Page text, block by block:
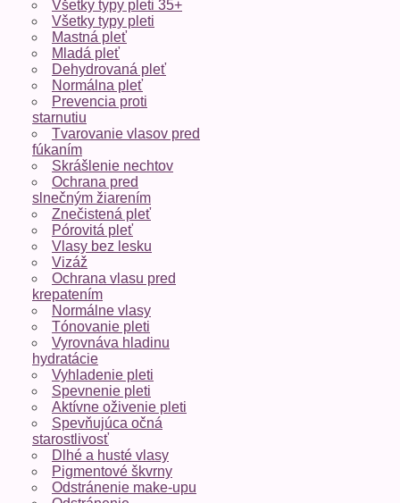
Všetky typy pleti 35+
Všetky typy pleti
Mastná pleť
Mladá pleť
Dehydrovaná pleť
Normálna pleť
Prevencia proti
starnutiu
Tvarovanie vlasov pred
fúkaním
Skrášlenie nechtov
Ochrana pred
slnečným žiarením
Znečistená pleť
Pórovitá pleť
Vlasy bez lesku
Vizáž
Ochrana vlasu pred
krepatením
Normálne vlasy
Tónovanie pleti
Vyrovnáva hladinu
hydratácie
Vyhladenie pleti
Spevnenie pleti
Aktívne oživenie pleti
Spevňujúca očná
starostlivosť
Dlhé a husté vlasy
Pigmentové škvrny
Odstránenie make-upu